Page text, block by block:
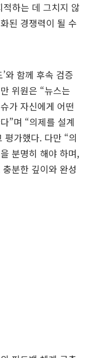
하는 데 그치지 않
된 경쟁력이 될 수
와 함께 후속 검증
위원은 “뉴스는
가 자신에게 어떤
”며 “의제를 설계
평가했다. 다만 “의
분명히 해야 하며,
분한 깊이와 완성